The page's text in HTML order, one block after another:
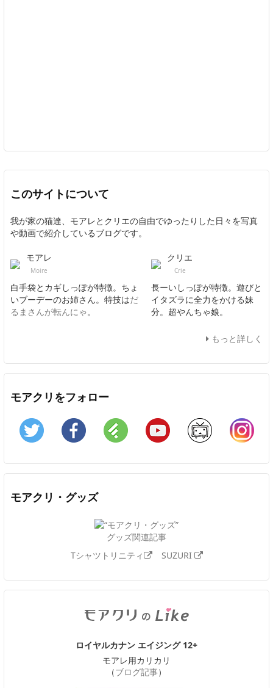
このサイトについて
我が家の猫達、モアレとクリエの自由でゆったりした日々を写真
や動画で紹介しているブログです。
モアレ
Moire
白手袋とカギしっぽが特徴。ちょ
いブーデーのお姉さん。特技はだ
るまさんが転んにゃ。
クリエ
Crie
長ーいしっぽが特徴。遊びと
イタズラに全力をかける妹
分。超やんちゃ娘。
もっと詳しく
モアクリをフォロー
Twitter Facebook Feedly YouTube ニコニコ動画
モアクリ・グッズ
グッズ関連記事
Tシャツトリニティ
SUZURI
ロイヤルカナン エイジング 12+
モアレ用カリカリ
（ブログ記事）